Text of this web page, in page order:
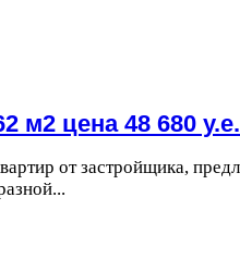
м2 цена 48 680 у.е.
от застройщика,